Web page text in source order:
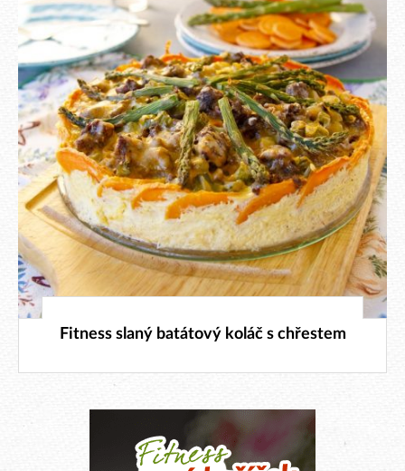
9. 5. 2019
Fitness slaný batátový koláč s chřestem